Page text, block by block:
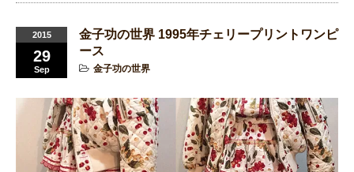
2015
29
Sep
金子功の世界 1995年チェリープリントワンピ
ース
金子功の世界